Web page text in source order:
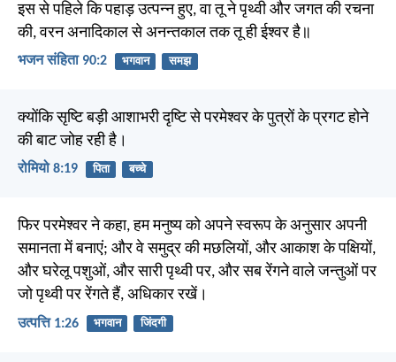
इस से पहिले कि पहाड़ उत्पन्न हुए, वा तू ने पृथ्वी और जगत की रचना
की, वरन अनादिकाल से अनन्तकाल तक तू ही ईश्वर है॥
भजन संहिता 90:2 भगवान समझ
क्योंकि सृष्टि बड़ी आशाभरी दृष्टि से परमेश्वर के पुत्रों के प्रगट होने
की बाट जोह रही है।
रोमियो 8:19 पिता बच्चे
फिर परमेश्वर ने कहा, हम मनुष्य को अपने स्वरूप के अनुसार अपनी
समानता में बनाएं; और वे समुद्र की मछलियों, और आकाश के पक्षियों,
और घरेलू पशुओं, और सारी पृथ्वी पर, और सब रेंगने वाले जन्तुओं पर
जो पृथ्वी पर रेंगते हैं, अधिकार रखें।
उत्पत्ति 1:26 भगवान जिंदगी